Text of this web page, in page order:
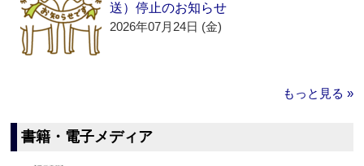
送）停止のお知らせ
2026年07月24日 (金)
もっと見る »
書籍・電子メディア